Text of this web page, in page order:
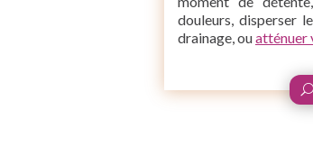
douleurs, disperser
drainage, ouatténuer